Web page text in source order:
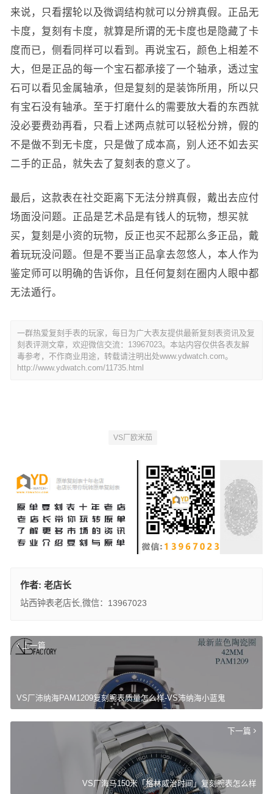
来说，只看摆轮以及微调结构就可以分辨真假。正品无
卡度，复刻有卡度，就算是所谓的无卡度也是隐藏了卡
度而已，侧看同样可以看到。再说宝石，颜色上相差不
大，但是正品的每一个宝石都承接了一个轴承，透过宝
石可以看见金属轴承，但是复刻的是装饰所用，所以只
有宝石没有轴承。至于打磨什么的需要放大看的东西就
没必要费劲再看，只看上述两点就可以轻松分辨，假的
不是做不到无卡度，只是做了成本高，别人还不如去买
二手的正品，就失去了复刻表的意义了。
最后，这款表在社交距离下无法分辨真假，戴出去应付
场面没问题。正品是艺术品是有钱人的玩物，想买就
买，复刻是小资的玩物，反正也买不起那么多正品，戴
着玩玩没问题。但是不要当正品拿去忽悠人，本人作为
鉴定师可以明确的告诉你，且任何复刻在圈内人眼中都
无法遁行。
一群热爱复刻手表的玩家，每日为广大表友提供最新复刻表资讯及复
刻表评测文章，欢迎微信交流：13967023。本站内容仅供各表友解
毒参考，不作商业用途，转载请注明出处www.ydwatch.com。
http://www.ydwatch.com/11735.html
VS厂欧米茄
作者: 老店长
站西钟表老店长,微信：13967023
上一篇
VS厂沛纳海PAM1209复刻腕表质量怎么样-VS沛纳海小蓝鬼
下一篇
VS厂海马150米「格林威治时间」复刻腕表怎么样